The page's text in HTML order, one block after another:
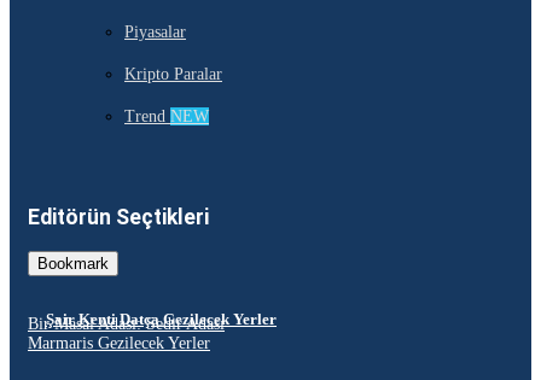
Piyasalar
Kripto Paralar
Trend NEW
Editörün Seçtikleri
Bookmark
Şair Kenti Datça Gezilecek Yerler
Bir Masal Adası: Sedir Adası
Marmaris Gezilecek Yerler